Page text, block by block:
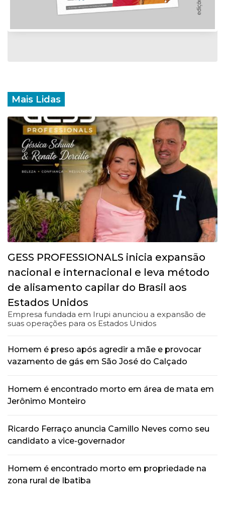
Mais Lidas
GESS PROFESSIONALS inicia expansão
nacional e internacional e leva método
de alisamento capilar do Brasil aos
Estados Unidos
Empresa fundada em Irupi anunciou a expansão de
suas operações para os Estados Unidos
Homem é preso após agredir a mãe e provocar
vazamento de gás em São José do Calçado
Homem é encontrado morto em área de mata em
Jerônimo Monteiro
Ricardo Ferraço anuncia Camillo Neves como seu
candidato a vice-governador
Homem é encontrado morto em propriedade na
zona rural de Ibatiba